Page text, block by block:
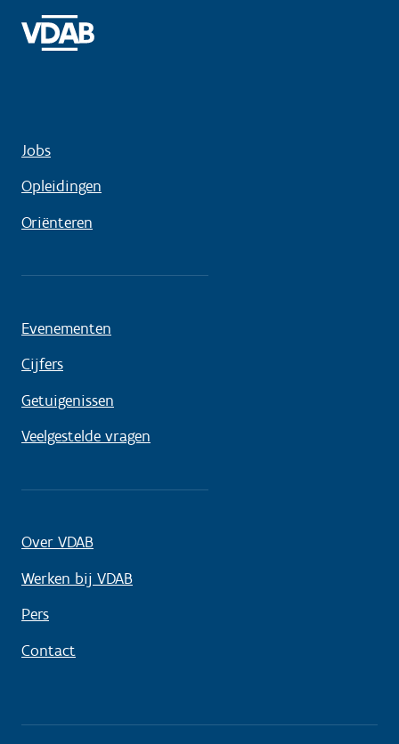
Jobs
Opleidingen
Oriënteren
Evenementen
Cijfers
Getuigenissen
Veelgestelde vragen
Over VDAB
Werken bij VDAB
Pers
Contact